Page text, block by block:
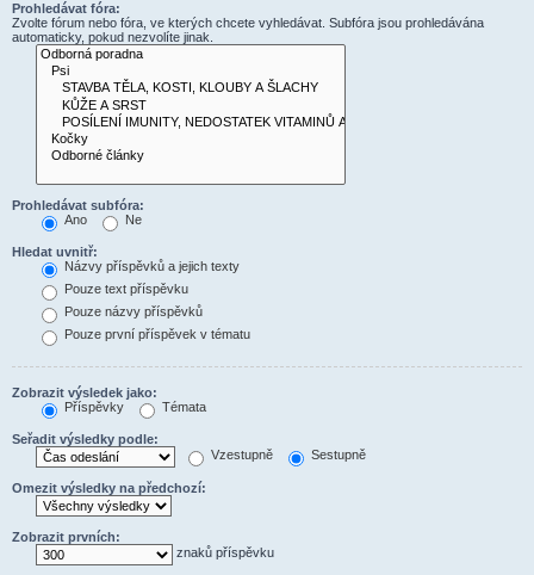
Prohledávat fóra:
Zvolte fórum nebo fóra, ve kterých chcete vyhledávat. Subfóra jsou prohledávána
automaticky, pokud nezvolíte jinak.
Prohledávat subfóra:
Ano
Ne
Hledat uvnitř:
Názvy příspěvků a jejich texty
Pouze text příspěvku
Pouze názvy příspěvků
Pouze první příspěvek v tématu
Zobrazit výsledek jako:
Příspěvky
Témata
Seřadit výsledky podle:
Vzestupně
Sestupně
Omezit výsledky na předchozí:
Zobrazit prvních:
znaků příspěvku